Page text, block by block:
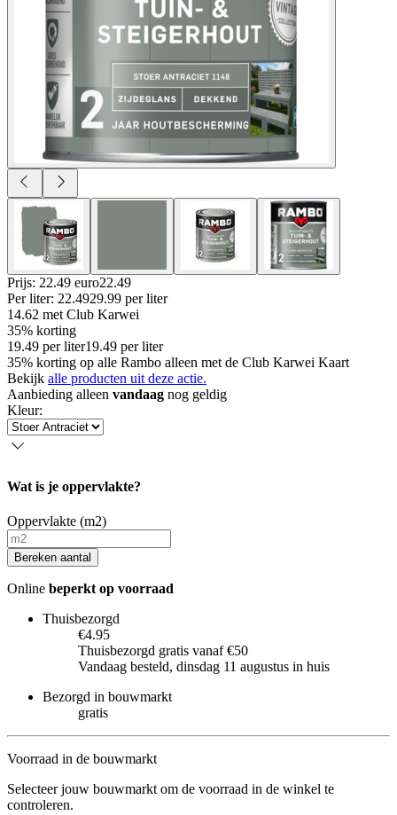
Prijs: 22.49 euro22.49
Per liter: 22.4929.99 per liter
14.62 met Club Karwei
35% korting
19.49 per liter19.49 per liter
35% korting op alle Rambo alleen met de Club Karwei Kaart
Bekijk alle producten uit deze actie.
Aanbieding alleen vandaag nog geldig
Kleur:
Wat is je oppervlakte?
Oppervlakte (m2)
Bereken aantal
Online beperkt op voorraad
Thuisbezorgd
€4.95
Thuisbezorgd gratis vanaf €50
Vandaag besteld, dinsdag 11 augustus in huis
Bezorgd in bouwmarkt
gratis
Voorraad in de bouwmarkt
Selecteer jouw bouwmarkt om de voorraad in de winkel te
controleren.